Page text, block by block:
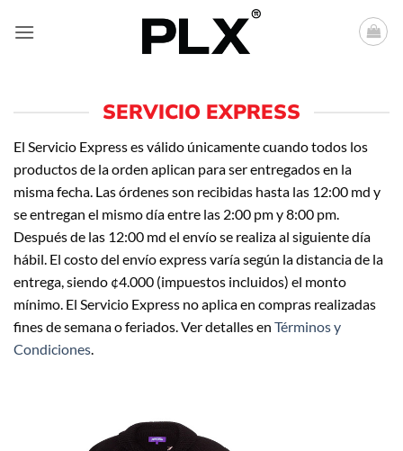
SERVICIO EXPRESS
El Servicio Express es válido únicamente cuando todos los
productos de la orden aplican para ser entregados en la
misma fecha. Las órdenes son recibidas hasta las 12:00 md y
se entregan el mismo día entre las 2:00 pm y 8:00 pm.
Después de las 12:00 md el envío se realiza al siguiente día
hábil. El costo del envío express varía según la distancia de la
entrega, siendo ¢4.000 (impuestos incluidos) el monto
mínimo. El Servicio Express no aplica en compras realizadas
fines de semana o feriados. Ver detalles en Términos y
Condiciones.